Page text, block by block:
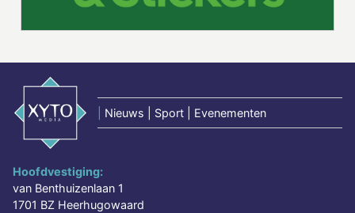
Nieuws | Sport | Evenementen
Hoofdvestiging:
van Benthuizenlaan 1
1701 BZ Heerhugowaard